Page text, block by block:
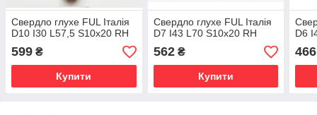
Свердло глухе FUL Італія
D10 I30 L57,5 S10х20 RH
599 ₴
Купити
Свердло глухе FUL Італія
D7 I43 L70 S10х20 RH
562₴
Купити
D6
466